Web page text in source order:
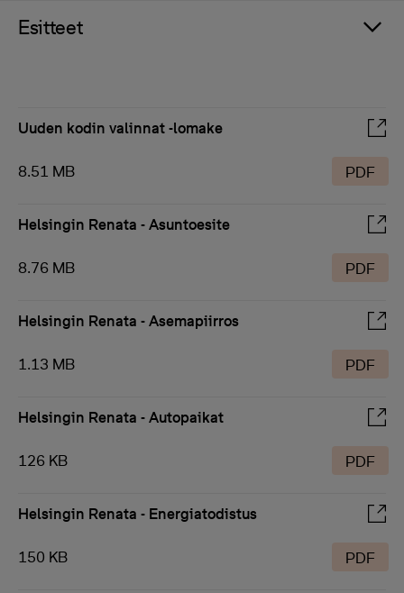
Esitteet
Uuden kodin valinnat -lomake
8.51 MB PDF
Helsingin Renata - Asuntoesite
8.76 MB PDF
Helsingin Renata - Asemapiirros
1.13 MB PDF
Helsingin Renata - Autopaikat
126 KB PDF
Helsingin Renata - Energiatodistus
150 KB PDF